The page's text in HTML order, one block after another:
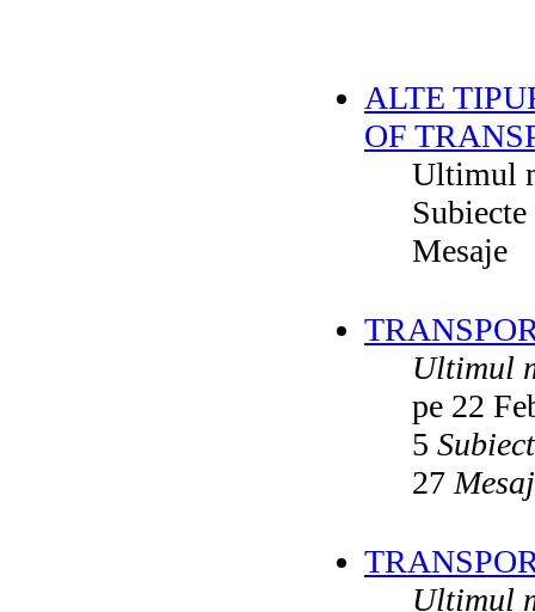
ALTE
OF
Ultimul
Subiecte
Mesaje
Ultimul
pe 22
5
27
Ultimul